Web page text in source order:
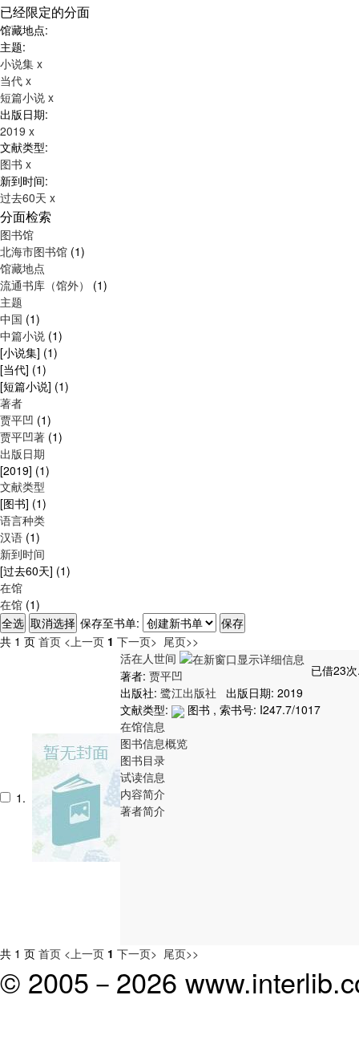
已经限定的分面
馆藏地点:
主题:
小说集 x
当代 x
短篇小说 x
出版日期:
2019 x
文献类型:
图书 x
新到时间:
过去60天 x
分面检索
图书馆
北海市图书馆 (1)
馆藏地点
流通书库（馆外） (1)
主题
中国 (1)
中篇小说 (1)
[小说集] (1)
[当代] (1)
[短篇小说] (1)
著者
贾平凹 (1)
贾平凹著 (1)
出版日期
[2019] (1)
文献类型
[图书] (1)
语言种类
汉语 (1)
新到时间
[过去60天] (1)
在馆
在馆 (1)
保存至书单:
共 1 页 首页 <上一页 1 下一页> 尾页>>
1.
活在人世间
已借23
著者: 贾平凹
出版社: 鹭江出版社
出版日期: 2019
文献类型:
图书 , 索书号: I247.7/1017
在馆信息
图书信息概览
图书目录
试读信息
内容简介
著者简介
共 1 页 首页 <上一页 1 下一页> 尾页>>
© 2005－ 2026